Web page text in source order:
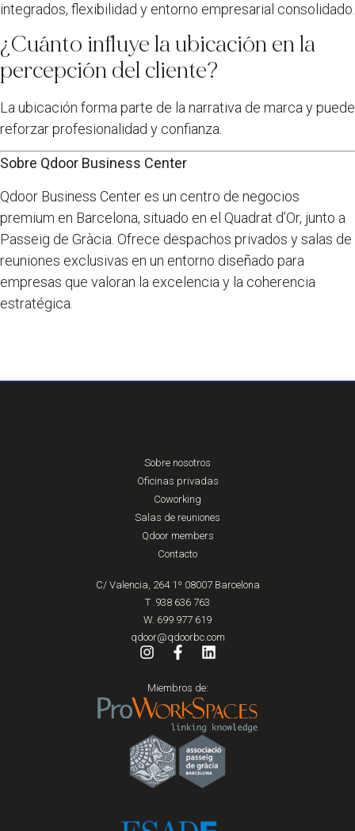
integrados, flexibilidad y entorno empresarial consolidado.
¿Cuánto influye la ubicación en la
percepción del cliente?
La ubicación forma parte de la narrativa de marca y puede
reforzar profesionalidad y confianza.
Sobre Qdoor Business Center
Qdoor Business Center es un centro de negocios
premium en Barcelona, situado en el Quadrat d’Or, junto a
Passeig de Gràcia. Ofrece despachos privados y salas de
reuniones exclusivas en un entorno diseñado para
empresas que valoran la excelencia y la coherencia
estratégica.
Sobre nosotros
Oficinas privadas
Coworking
Salas de reuniones
Qdoor members
Contacto
C/ Valencia, 264 1º 08007 Barcelona
T .938 636 763
W. 699 977 619
qdoor@qdoorbc.com
Miembros de: